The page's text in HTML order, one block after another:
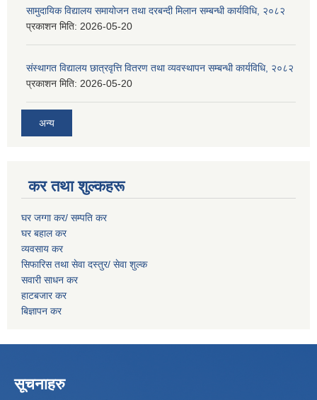
सामुदायिक विद्यालय समायोजन तथा दरबन्दी मिलान सम्बन्धी कार्यविधि, २०८२
प्रकाशन मिति: 2026-05-20
संस्थागत विद्यालय छात्रवृत्ति वितरण तथा व्यवस्थापन सम्बन्धी कार्यविधि, २०८२
प्रकाशन मिति: 2026-05-20
अन्य
कर तथा शुल्कहरू
घर जग्गा कर/ सम्पति कर
घर बहाल कर
व्यवसाय कर
सिफारिस तथा सेवा दस्तुर/ सेवा शुल्क
सवारी साधन कर
हाटबजार कर
बिज्ञापन कर
सूचनाहरु